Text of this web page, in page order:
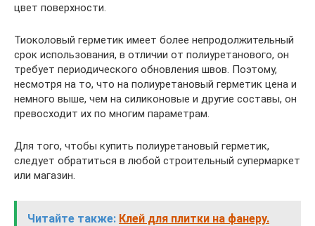
цвет поверхности.
Тиоколовый герметик имеет более непродолжительный
срок использования, в отличии от полиуретанового, он
требует периодического обновления швов. Поэтому,
несмотря на то, что на полиуретановый герметик цена и
немного выше, чем на силиконовые и другие составы, он
превосходит их по многим параметрам.
Для того, чтобы купить полиуретановый герметик,
следует обратиться в любой строительный супермаркет
или магазин.
Читайте также: Клей для плитки на фанеру.